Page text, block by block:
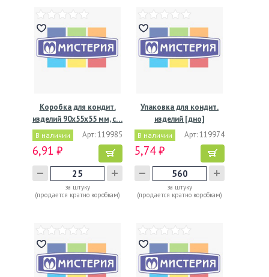
Коробка для кондит.
изделий 90х55х55 мм, с…
В наличии Арт: 119985
6,91 ₽
за штуку
(продается кратно коробкам)
Упаковка для кондит.
изделий [дно]
187х83х7…
В наличии Арт: 119974
5,74 ₽
за штуку
(продается кратно коробкам)